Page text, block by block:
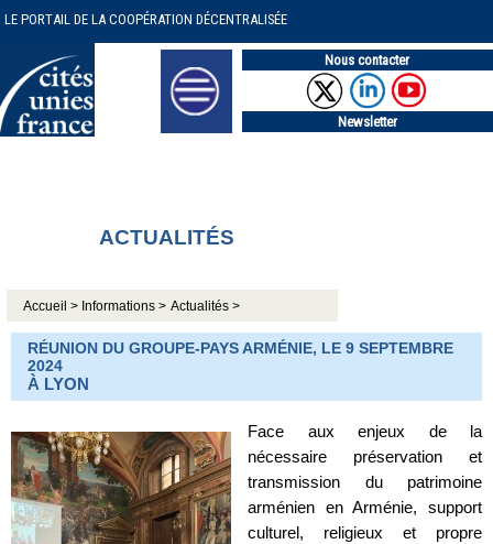
LE PORTAIL DE LA COOPÉRATION DÉCENTRALISÉE
Nous contacter
Newsletter
ACTUALITÉS
Accueil > Informations > Actualités >
RÉUNION DU GROUPE-PAYS ARMÉNIE, LE 9 SEPTEMBRE
2024
À LYON
Face aux enjeux de la
nécessaire préservation et
transmission du patrimoine
arménien en Arménie, support
culturel, religieux et propre